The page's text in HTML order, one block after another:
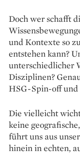
Doch wer schafft
und Kontexte so
entstehen kann?
unterschiedlicher
Disziplinen?
HSG-Spin-off
Die vielleicht
keine
führt uns aus
hinein in echten,